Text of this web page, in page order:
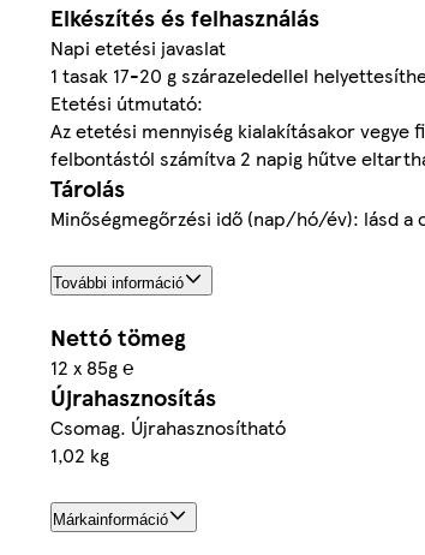
Elkészítés és felhasználás
Napi etetési javaslat
1 tasak 17-20 g szárazeledellel
Etetési útmutató:
Az etetési mennyiség kialakításakor vegye
felbontástól számítva 2 napig hűtve
Tárolás
Minőségmegőrzési idő (nap/hó/év): lásd a
További információ
Nettó tömeg
12 x 85g ℮
Újrahasznosítás
Csomag. Újrahasznosítható
1,02 kg
Márkainformáció